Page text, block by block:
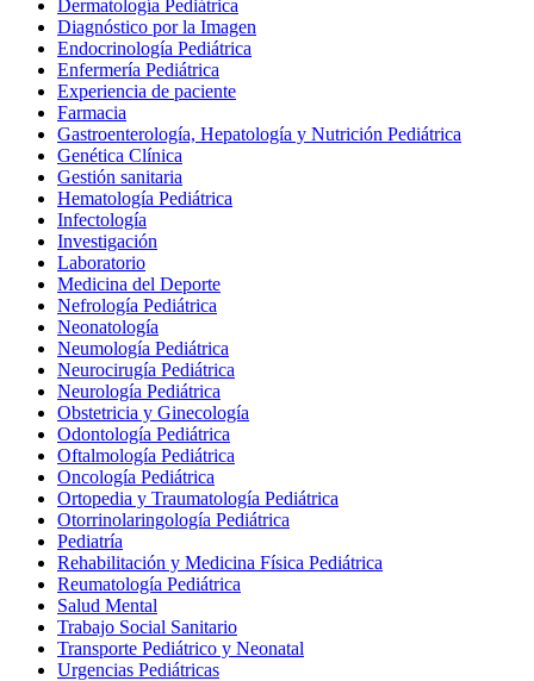
Dermatología Pediátrica
Diagnóstico por la Imagen
Endocrinología Pediátrica
Enfermería Pediátrica
Experiencia de paciente
Farmacia
Gastroenterología, Hepatología y Nutrición Pediátrica
Genética Clínica
Gestión sanitaria
Hematología Pediátrica
Infectología
Investigación
Laboratorio
Medicina del Deporte
Nefrología Pediátrica
Neonatología
Neumología Pediátrica
Neurocirugía Pediátrica
Neurología Pediátrica
Obstetricia y Ginecología
Odontología Pediátrica
Oftalmología Pediátrica
Oncología Pediátrica
Ortopedia y Traumatología Pediátrica
Otorrinolaringología Pediátrica
Pediatría
Rehabilitación y Medicina Física Pediátrica
Reumatología Pediátrica
Salud Mental
Trabajo Social Sanitario
Transporte Pediátrico y Neonatal
Urgencias Pediátricas